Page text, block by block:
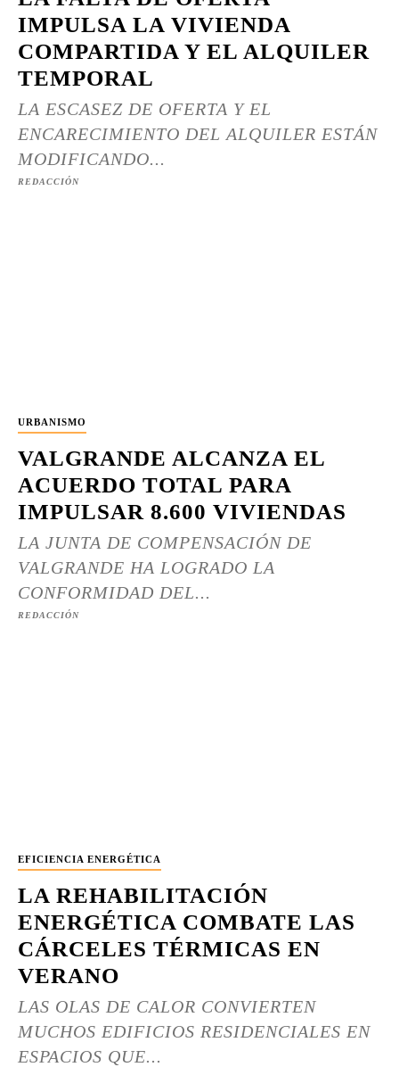
IMPULSA LA VIVIENDA
COMPARTIDA Y EL ALQUILER
TEMPORAL
LA ESCASEZ DE OFERTA Y EL
ENCARECIMIENTO DEL ALQUILER ESTÁN
MODIFICANDO...
REDACCIÓN
URBANISMO
VALGRANDE ALCANZA EL
ACUERDO TOTAL PARA
IMPULSAR 8.600 VIVIENDAS
LA JUNTA DE COMPENSACIÓN DE
VALGRANDE HA LOGRADO LA
CONFORMIDAD DEL...
REDACCIÓN
EFICIENCIA ENERGÉTICA
LA REHABILITACIÓN
ENERGÉTICA COMBATE LAS
CÁRCELES TÉRMICAS EN
VERANO
LAS OLAS DE CALOR CONVIERTEN
MUCHOS EDIFICIOS RESIDENCIALES EN
ESPACIOS QUE...